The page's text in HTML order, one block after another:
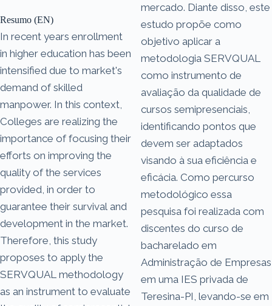
Resumo (EN)
In recent years enrollment
in higher education has been
intensified due to market's
demand of skilled
manpower. In this context,
Colleges are realizing the
importance of focusing their
efforts on improving the
quality of the services
provided, in order to
guarantee their survival and
development in the market.
Therefore, this study
proposes to apply the
SERVQUAL methodology
as an instrument to evaluate
mercado. Diante disso, este
estudo propõe como
objetivo aplicar a
metodologia SERVQUAL
como instrumento de
avaliação da qualidade de
cursos semipresenciais,
identificando pontos que
devem ser adaptados
visando à sua eficiência e
eficácia. Como percurso
metodológico essa
pesquisa foi realizada com
discentes do curso de
bacharelado em
Administração de Empresas
em uma IES privada de
Teresina-PI, levando-se em